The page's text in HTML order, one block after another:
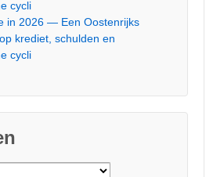
cycli
in 2026 — Een Oostenrijks
krediet, schulden en
cycli